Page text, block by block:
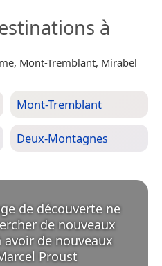
à
Mont-Tremblant, Mirabel
Mont-Tremblant
Deux-Montagnes
de découverte ne
de nouveaux
avoir de nouveaux
Proust